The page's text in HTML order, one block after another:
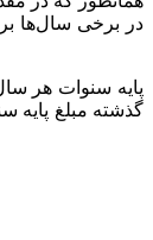
در برخی سال‌ها